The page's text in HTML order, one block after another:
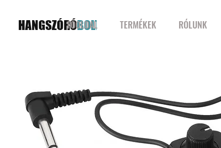
HANGSZÓRÓBOLT
FŐOLDAL TERMÉKEK RÓLUNK